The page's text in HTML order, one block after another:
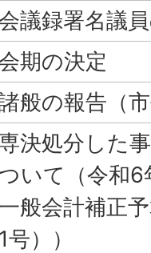
議録署名議
期の決定
般の報告（
決処分した
ついて（令和6
一般会計補正
1号））